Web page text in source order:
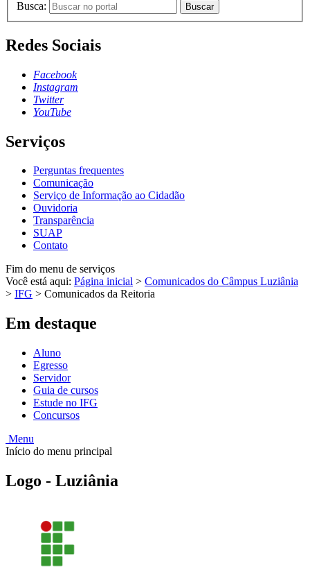
Busca: Buscar
Redes Sociais
Facebook
Instagram
Twitter
YouTube
Serviços
Perguntas frequentes
Comunicação
Serviço de Informação ao Cidadão
Ouvidoria
Transparência
SUAP
Contato
Fim do menu de serviços
Você está aqui: Página inicial > Comunicados do Câmpus Luziânia
> IFG > Comunicados da Reitoria
Em destaque
Aluno
Egresso
Servidor
Guia de cursos
Estude no IFG
Concursos
Menu
Início do menu principal
Logo - Luziânia